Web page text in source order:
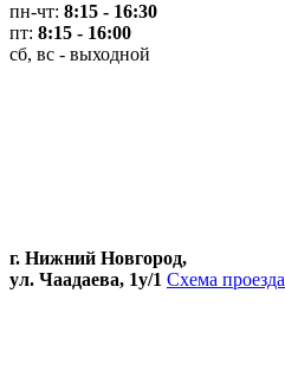
пн-чт: 8:15 - 16:30
пт: 8:15 - 16:00
сб, вс - выходной
г. Нижний Новгород,
ул. Чаадаева, 1у/1 Схема проезда